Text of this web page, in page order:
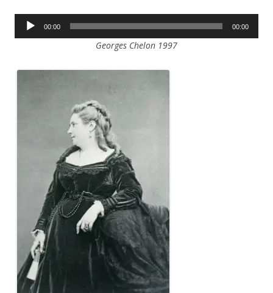
Lecteur
00:00 00:00
Georges Chelon 1997